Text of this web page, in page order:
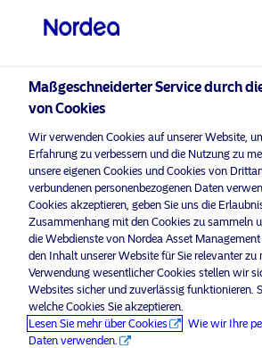
Bitte wählen Sie Ihr
aus
Land
Österreich
Sprache
Deutsch
Privater Anleger
Nordea Asset Management ist einer
Manager in den nordischen Ländern
eine globale Präsenz in Europa,
Risikohinweise
Home
Maßgeschneiderter Service durch
von Cookies
Wir verwenden Cookies auf unserer Website,
Erfahrung zu verbessern und die Nutzung zu
unsere eigenen Cookies und Cookies von
verbundenen personenbezogenen Daten
Cookies akzeptieren, geben Sie uns die
Zusammenhang mit den Cookies zu sammeln
die Webdienste von Nordea Asset
den Inhalt unserer Website für Sie relevanter zu
Verwendung wesentlicher Cookies stellen wir
Websites sicher und zuverlässig funktionieren.
welche Cookies Sie akzeptieren.
Lesen Sie mehr über Cookies
Wie wir Ihre
Daten verwenden.